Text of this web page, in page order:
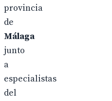
provincia
de
Málaga
junto
a
especialistas
del